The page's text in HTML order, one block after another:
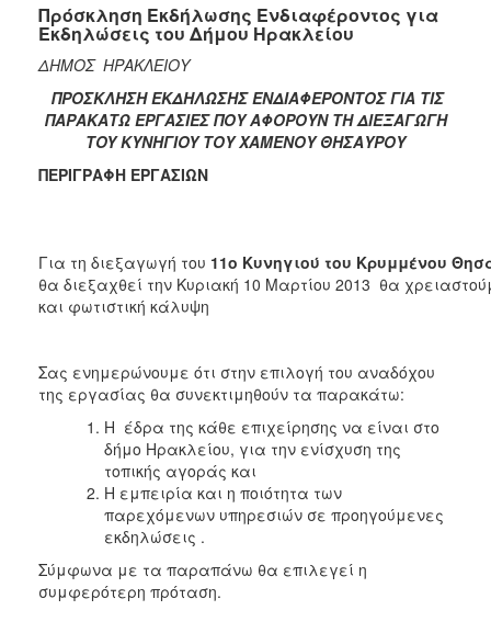
2023
2022
2021
2020
2016
2015
ΑΝΘΕΚΤΙΚΗ
ΠΟΛΗ
Πρόσκληση Εκδήλωσης Ενδιαφέροντος για
Εκδηλώσεις του Δήμου Ηρακλείου
ΔΗΜΟΣ ΗΡΑΚΛΕΙΟΥ
ΠΡΟΣΚΛΗΣΗ ΕΚΔΗΛΩΣΗΣ ΕΝΔΙΑΦΕΡΟΝΤΟΣ ΓΙΑ ΤΙΣ
ΠΑΡΑΚΑΤΩ ΕΡΓΑΣΙΕΣ ΠΟΥ ΑΦΟΡΟΥΝ ΤΗ ΔΙΕΞΑΓΩΓΗ
ΤOY ΚΥΝΗΓΙOY ΤΟΥ ΧΑΜΕΝΟΥ ΘΗΣΑΥΡΟΥ
ΠΕΡΙΓΡΑΦΗ ΕΡΓΑΣΙΩΝ
Για τη διεξαγωγή του 11ο Κυνηγιού του Κρυμμένου
θα διεξαχθεί την Κυριακή 10 Μαρτίου 2013 θα
και φωτιστική κάλυψη
Σας ενημερώνουμε ότι στην επιλογή του αναδόχου
της εργασίας θα συνεκτιμηθούν τα παρακάτω:
Η έδρα της κάθε επιχείρησης να είναι στο
δήμο Ηρακλείου, για την ενίσχυση της
τοπικής αγοράς και
Η εμπειρία και η ποιότητα των
παρεχόμενων υπηρεσιών σε προηγούμενες
εκδηλώσεις .
Σύμφωνα με τα παραπάνω θα επιλεγεί η
συμφερότερη πρόταση.